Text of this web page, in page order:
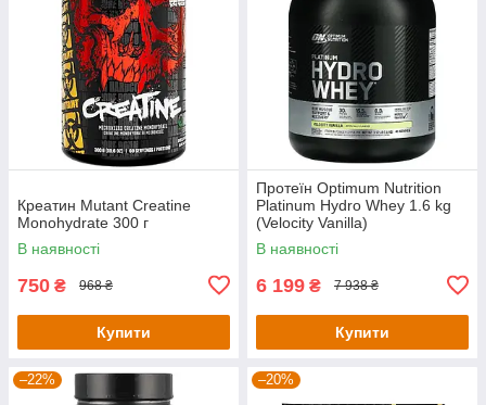
Креатин Mutant Creatine
Monohydrate 300 г
В наявності
750 ₴ 968 ₴
Купити
Протеїн Optimum Nutrition
Platinum Hydro Whey 1.6 kg
(Velocity Vanilla)
В наявності
6 199 ₴ 7 938 ₴
Купити
–22% –20%